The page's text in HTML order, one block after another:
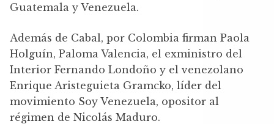
Guatemala y Venezuela.
Además de Cabal, por Colombia firman Paola
Holguín, Paloma Valencia, el exministro del
Interior Fernando Londoño y el venezolano
Enrique Aristeguieta Gramcko, líder del
movimiento Soy Venezuela, opositor al
régimen de Nicolás Maduro.